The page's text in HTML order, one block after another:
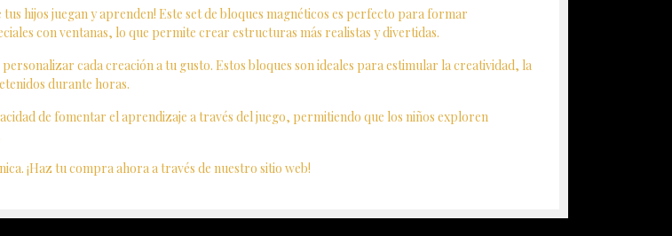
hijos juegan y aprenden! Este set de bloques magnéticos es perfecto para formar
con ventanas, lo que permite crear estructuras más realistas y divertidas.
cada creación a tu gusto. Estos bloques son ideales para estimular la creatividad, la
durante horas.
de fomentar el aprendizaje a través del juego, permitiendo que los niños exploren
¡Haz tu compra ahora a través de nuestro sitio web!